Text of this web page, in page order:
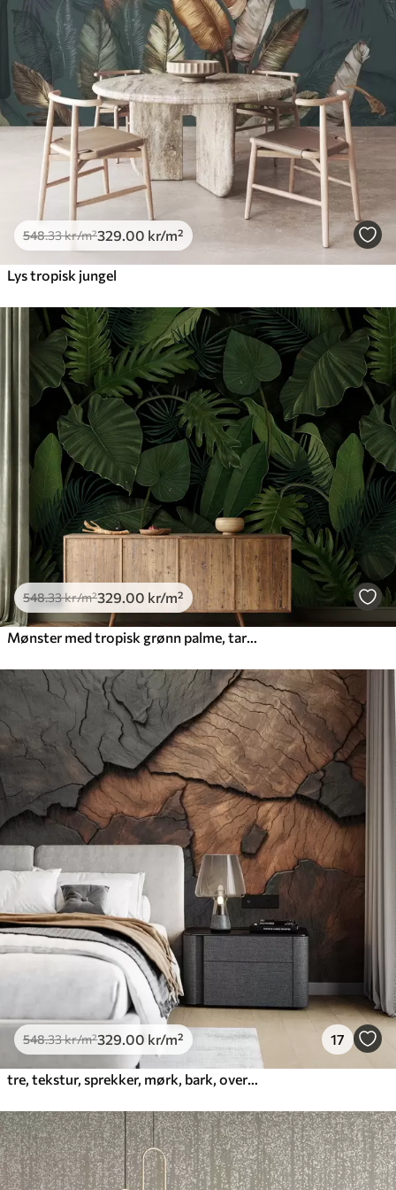
665 .00 399.00 kr /m²
Premium vinyl
650.00390.00kr/m²
Peel and Stick
925 .00 555.00 /m²
548.33kr/m²329 .00 kr/m²
Lys tropisk jungel
548.33kr/m²329.00 kr/m²
Mønster med tropisk grønn palme, taro og bananblader
548.33kr/m²329.00 kr/m² 17
tre, tekstur, sprekker, mørk, bark, overflate